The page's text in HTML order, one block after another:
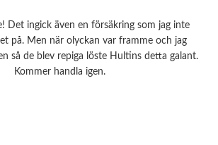
på. Men när olyckan var framme och jag
så de blev repiga löste Hultins detta galant.
Kommer handla igen.